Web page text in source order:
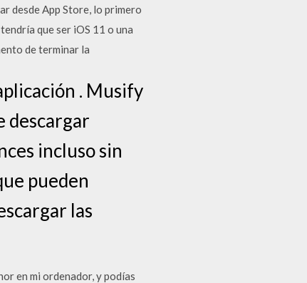
desde App Store, lo primero
que ser iOS 11 o una
de terminar la
. Musify
descargar
incluso sin
pueden
las
en mi ordenador, y podías